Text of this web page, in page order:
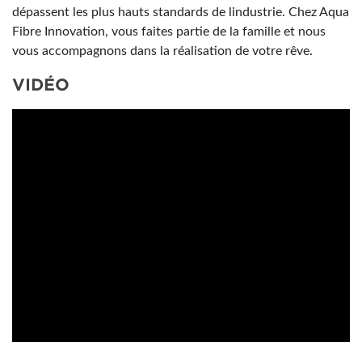
dépassent les plus hauts standards de lindustrie. Chez Aqua
Fibre Innovation, vous faites partie de la famille et nous
vous accompagnons dans la réalisation de votre rêve.
VIDÉO